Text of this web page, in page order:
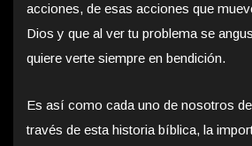
acciones, de esas acciones que
Dios y que al ver tu problema se
quiere verte siempre en bendición.
Es así como cada uno de nosotros
través de esta historia bíblica, la